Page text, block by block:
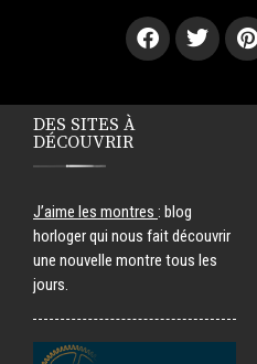
DES SITES À
DÉCOUVRIR
J’aime les montres : blog
horloger qui nous fait découvrir
une nouvelle montre tous les
jours.